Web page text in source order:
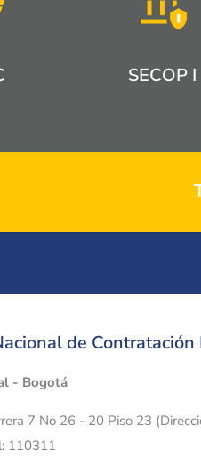
SECOP I
de
- Bogotá
7 No 26 - 20 Piso 23
110311